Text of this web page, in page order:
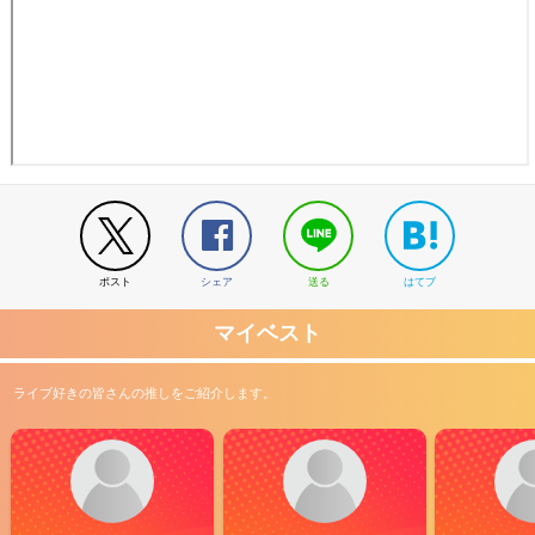
ポスト シェア 送る はてブ
マイベスト
ライブ好きの皆さんの推しをご紹介します。